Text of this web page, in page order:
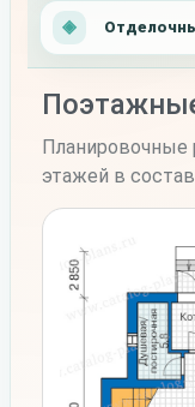
Планировочные
этажей в